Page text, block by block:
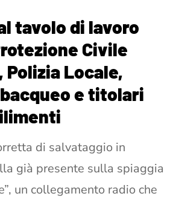
tavolo di lavoro
Civile
Polizia Locale,
e titolari
di salvataggio in
già presente sulla spiaggia
un collegamento radio che